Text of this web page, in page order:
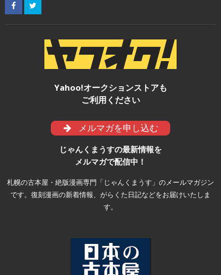
Yahoo!オークションストアも
ご利用ください
メルマガを申し込む
じゃんくまうすの最新情報を
メルマガで配信中！
札幌の古本屋・絶版漫画専門「じゃんくまうす」のメールマガジン
です。復刻漫画の新着情報、がらくた日記などをお届けいたしま
す。